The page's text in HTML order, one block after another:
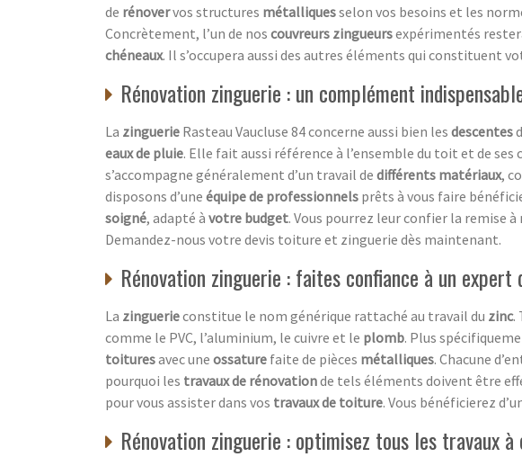
de rénovervos structures métalliquesselon vos besoins et les
Concrètement, l’un de nos couvreurs zingueursexpérimentés
chéneaux. Il s’occupera aussi des autres éléments qui constituent
Rénovation zinguerie : un complément
La zinguerie Rasteau Vaucluse 84 concerne aussi bien les descentes
eaux de pluie. Elle fait aussi référence à l’ensemble du toit et de ses
s’accompagne généralement d’un travail de différents matériaux,
disposons d’une équipe de professionnels prêts à vous faire
soigné, adapté à votre budget. Vous pourrez leur confier la remise à
Demandez-nous votre devis toiture et zinguerie dès maintenant.
Rénovation zinguerie : faites confiance à un expert
La zinguerieconstitue le nom générique rattaché au travail du zinc.
comme le PVC, l’aluminium, le cuivre et le plomb. Plus
toituresavec une ossature faite de pièces métalliques. Chacune
pourquoi les travaux de rénovationde tels éléments doivent être
pour vous assister dans vos travaux de toiture. Vous bénéficierez
Rénovation zinguerie : optimisez tous les travaux